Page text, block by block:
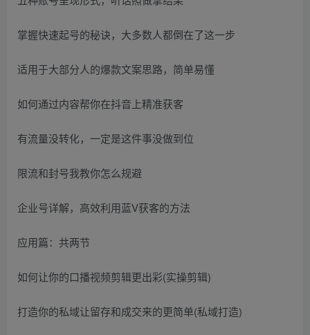
掌握快速起号的秘诀，大多数人都倒在了这一步
适用于大部分人的爆款文案思路，简单易懂
如何通过内容帮你在抖音上精准获客
有流量没转化，一定是这件事没做到位
限流和封号我教你怎么规避
企业号详解，高效利用蓝V获客的方法
应用篇：共两节
如何让你的口播视频剪辑更出彩(实操剪辑)
打造你的私域让留存和成交来的更简单(私域打造)